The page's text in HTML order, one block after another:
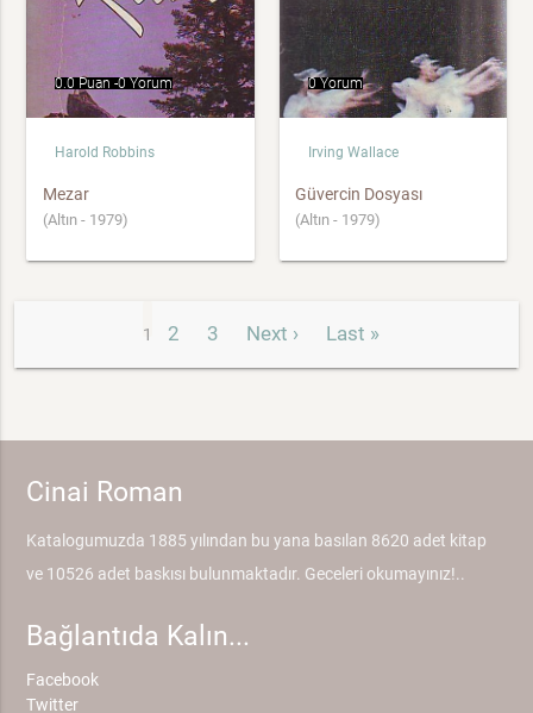
0.0 Puan -0 Yorum
Harold Robbins
Mezar
(Altın - 1979)
0 Yorum
Irving Wallace
Güvercin Dosyası
(Altın - 1979)
1 2 3 Next › Last »
Cinai Roman
Katalogumuzda 1885 yılından bu yana basılan 8620 adet kitap
ve 10526 adet baskısı bulunmaktadır. Geceleri okumayınız!..
Bağlantıda Kalın...
Facebook
Twitter